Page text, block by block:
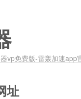
vp免费版-雷轰加速app
址